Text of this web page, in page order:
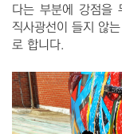
다는 부분에 강점을
직사광선이 들지 않
로 합니다.